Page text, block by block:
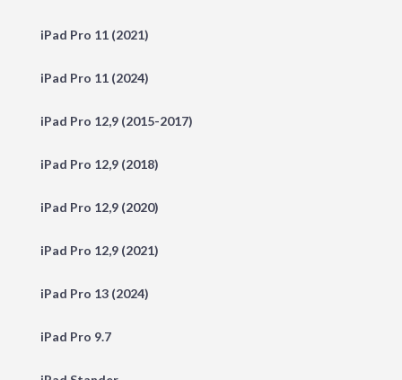
iPad Pro 11 (2021)
iPad Pro 11 (2024)
iPad Pro 12,9 (2015-2017)
iPad Pro 12,9 (2018)
iPad Pro 12,9 (2020)
iPad Pro 12,9 (2021)
iPad Pro 13 (2024)
iPad Pro 9.7